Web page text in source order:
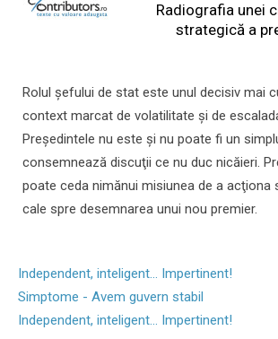
Radiografia unei
strategică a
Rolul şefului de stat este unul decisiv mai
context marcat de volatilitate şi de
Preşedintele nu este şi nu poate fi un
consemnează discuţii ce nu duc nicăieri.
poate ceda nimănui misiunea de a acţiona
cale spre desemnarea unui nou premier.
Independent, inteligent... Impertinent!
Simptome - Avem guvern stabil
Independent, inteligent... Impertinent!